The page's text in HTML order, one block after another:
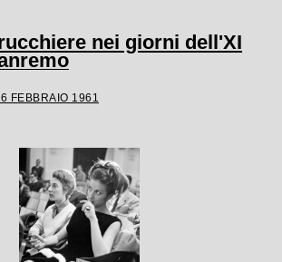
nei giorni dell'XI
FEBBRAIO 1961